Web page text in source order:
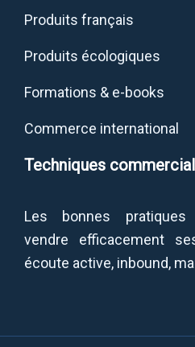
Produits français
Produits écologiques
Formations & e-books
Commerce international
Techniques
Les bonnes pratiques
vendre efficacement
écoute active, inbound,